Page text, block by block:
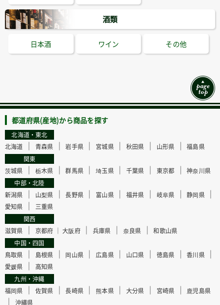
酒類
日本酒 ワイン その他
都道府県(産地)から商品を探す
北海道・東北
北海道
｜ 青森県 ｜岩手県 ｜ 宮城県｜ 秋田県 ｜ 山形県 ｜福島県
関東
茨城県
｜ 栃木県 ｜群馬県 ｜埼玉県｜ 千葉県 ｜ 東京都 ｜神奈川県
中部・北陸
新潟県
｜ 山梨県 ｜長野県 ｜ 富山県｜ 福井県 ｜ 岐阜県 ｜静岡県｜
愛知県 ｜
三重県
関西
滋賀県
｜ 京都府 ｜大阪府｜ 兵庫県 ｜ 奈良県 ｜和歌山県
中国・四国
鳥取県
｜ 島根県 ｜ 岡山県 ｜広島県｜ 山口県 ｜ 徳島県 ｜香川県｜
愛媛県 ｜
高知県
九州・沖縄
福岡県
｜ 佐賀県 ｜長崎県 ｜熊本県｜ 大分県 ｜ 宮崎県 ｜ 鹿児島県
｜ 沖縄県